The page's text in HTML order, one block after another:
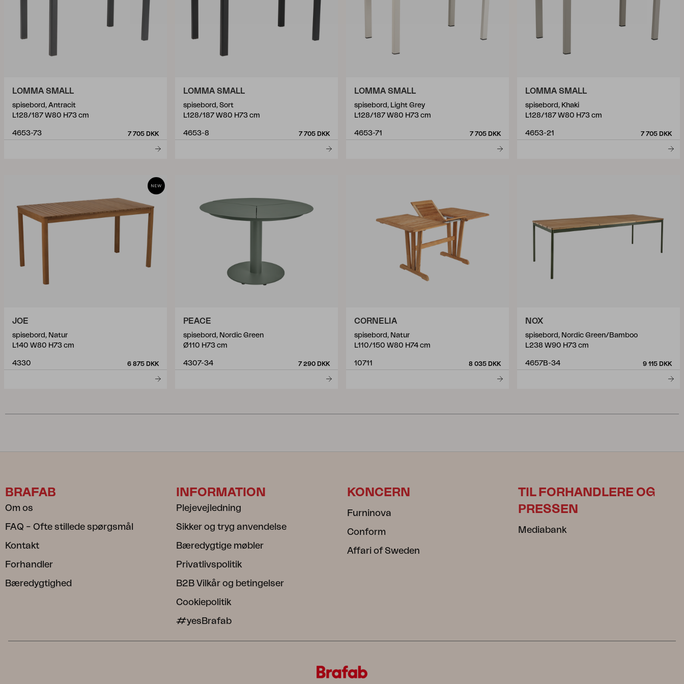
LOMMA SMALL
spisebord, Antracit
L128/187 W80 H73 cm
4653-73 7 705 DKK
LOMMA SMALL
spisebord, Sort
L128/187 W80 H73 cm
4653-8 7 705 DKK
LOMMA SMALL
spisebord, Light Grey
L128/187 W80 H73 cm
4653-71 7 705 DKK
LOMMA SMALL
spisebord, Khaki
L128/187 W80 H73 cm
4653-21 7 705 DKK
JOE
spisebord, Natur
L140 W80 H73 cm
4330 6 875 DKK
PEACE
spisebord, Nordic Green
Ø110 H73 cm
4307-34 7 290 DKK
CORNELIA
spisebord, Natur
L110/150 W80 H74 cm
10711 8 035 DKK
NOX
spisebord, Nordic Green/Bamboo
L238 W90 H73 cm
4657B-34 9 115 DKK
BRAFAB
Om os
FAQ – Ofte stillede spørgsmål
Kontakt
Forhandler
Bæredygtighed
INFORMATION
Plejevejledning
Sikker og tryg anvendelse
Bæredygtige møbler
Privatlivspolitik
B2B Vilkår og betingelser
Cookiepolitik
#yesBrafab
KONCERN
Furninova
Conform
Affari of Sweden
TIL FORHANDLERE OG
PRESSEN
Mediabank